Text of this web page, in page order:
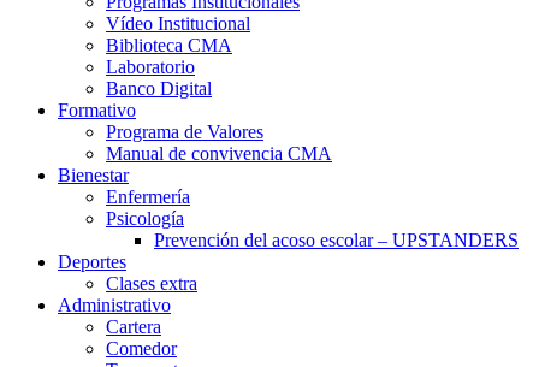
Vídeo Institucional
Biblioteca CMA
Laboratorio
Banco Digital
Formativo
Programa de Valores
Manual de convivencia CMA
Bienestar
Enfermería
Psicología
Prevención del acoso escolar – UPSTANDERS
Deportes
Clases extra
Administrativo
Cartera
Comedor